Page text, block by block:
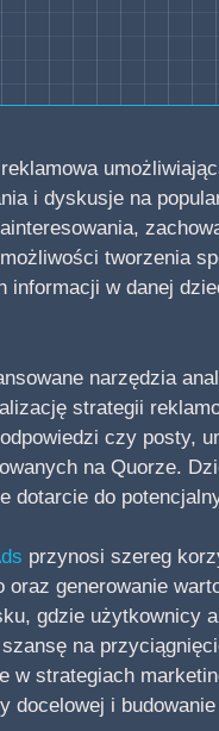
i dyskusje na
tworzenia
informacji w danej
narzędzia
strategii
czy posty,
na Quorze.
dotarcie do
przynosi szereg
oraz generowanie
gdzie użytkownicy
na
w strategiach
docelowej i